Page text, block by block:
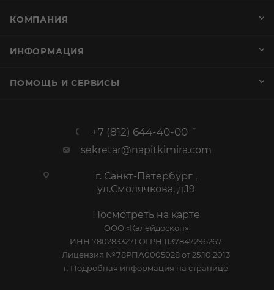
КОМПАНИЯ
ИНФОРМАЦИЯ
ПОМОЩЬ И СЕРВИСЫ
+7 (812) 644-40-00
sekretar@napitkimira.com
г. Санкт-Петербург ,
ул.Смолячкова, д.19
Посмотреть на карте
ООО «Калейдоскоп»
ИНН 7802833271 ОГРН 1137847296267
Лицензия №78РПА0005028 от 25.10.2013
г. Подробная информация на странице